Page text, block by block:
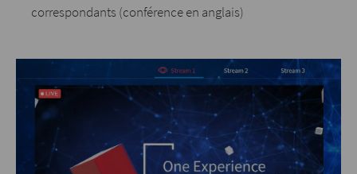
correspondants (conférence en anglais)